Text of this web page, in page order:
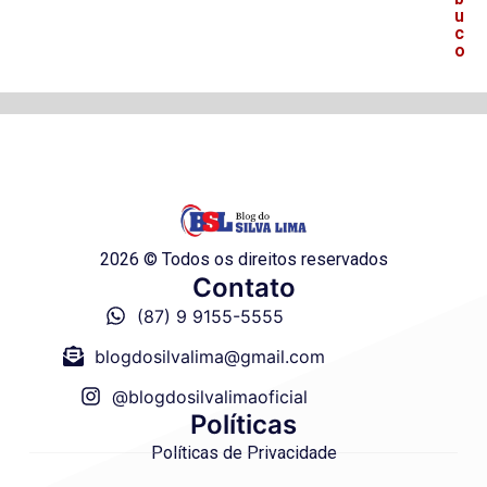
u
c
o
2026 © Todos os direitos reservados
Contato
(87) 9 9155-5555
blogdosilvalima@gmail.com
@blogdosilvalimaoficial
Políticas
Políticas de Privacidade